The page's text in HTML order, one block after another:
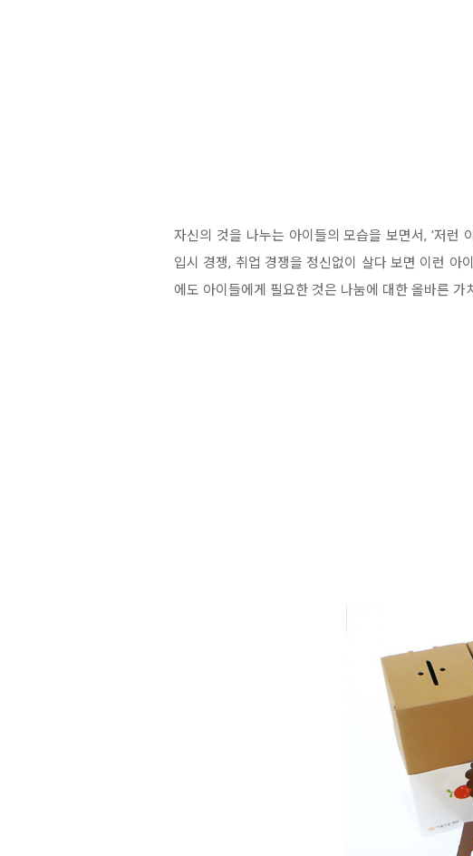
자신의 것을 나누는 아이들의 모습을 보면서, '저런
입시 경쟁, 취업 경쟁을 정신없이 살다 보면 이런 아
에도 아이들에게 필요한 것은 나눔에 대한 올바른